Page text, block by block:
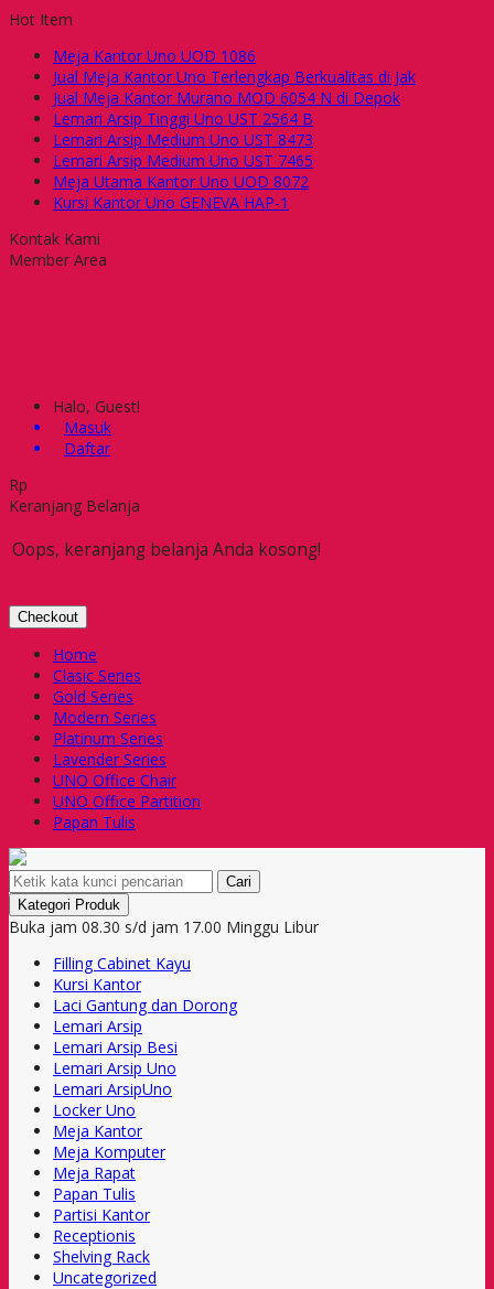
Hot Item
Meja Kantor Uno UOD 1086
Jual Meja Kantor Uno Terlengkap Berkualitas di Jak
Jual Meja Kantor Murano MOD 6054 N di Depok
Lemari Arsip Tinggi Uno UST 2564 B
Lemari Arsip Medium Uno UST 8473
Lemari Arsip Medium Uno UST 7465
Meja Utama Kantor Uno UOD 8072
Kursi Kantor Uno GENEVA HAP-1
Kontak Kami
Member Area
Halo, Guest!
Masuk
Daftar
Rp
Keranjang Belanja
Oops, keranjang belanja Anda kosong!
Checkout
Home
Clasic Series
Gold Series
Modern Series
Platinum Series
Lavender Series
UNO Office Chair
UNO Office Partition
Papan Tulis
Cari
Kategori Produk
Buka jam 08.30 s/d jam 17.00 Minggu Libur
Filling Cabinet Kayu
Kursi Kantor
Laci Gantung dan Dorong
Lemari Arsip
Lemari Arsip Besi
Lemari Arsip Uno
Lemari ArsipUno
Locker Uno
Meja Kantor
Meja Komputer
Meja Rapat
Papan Tulis
Partisi Kantor
Receptionis
Shelving Rack
Uncategorized